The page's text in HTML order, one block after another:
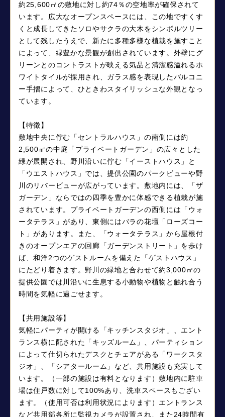
約25,600㎡の敷地に対し約74％の空地率が確保されて
います。広大なオープンスペースには、この地ですくす
くと成長してきたソロやサクラの大木をシンボルツリー
として残したうえで、新たに多種多様な植栽を施すこと
によって、緑豊かな景観が創出されています。外壁にグ
リーンとのコントラストが映える気品と清潔感溢れるホ
ワイトタイルが採用され、ガラス感を表現したバルコニ
ー手摺によって、ひときわスタイリッシュな外観となっ
ています。
【特徴】
敷地中央に佇む「セントラルハウス」の南側には約
2,500㎡の中庭「プライベートガーデン」の広々とした
緑が展開され、野川沿いに佇む「イーストハウス」と
「ウエストハウス」では、提供公園のパークビューや野
川のリバービューが広がっています。敷地内には、「ザ
ガーデン」ならではの四季を豊かに体感できる植栽が施
されています。プライベートガーデンの西側には「ウォ
ータテラス」があり、東側にはバラの花壇「ローズコー
ト」があります。また、「ウォータテラス」から屋根付
きのオープンエアの回廊「ガーデンストリート」を歩け
ば、和洋2つのゲストルームを備えた「ゲストハウス」
にたどり着きます。野川の緑地と合わせて約3,000㎡の
提供公園では川沿いに生息する小動物や植物と触れ合う
時間を気軽に過ごせます。
【共用施設等】
気軽にパーティが開ける「キッチンスタジオ」、エント
ランス横に配された「キッズルーム」、パーティション
によって仕切られたデスクとチェアがある「ワークスタ
ジオ」、「シアタールーム」など、共用施設も充実して
います。（一部の施設は有料となります）敷地内に駐車
場は住戸数に対して100%あり、洗車スペースもござい
ます。（使用可否は利用状況によります）エントランス
など共用部各所に監視カメラが設置され、また24時間有